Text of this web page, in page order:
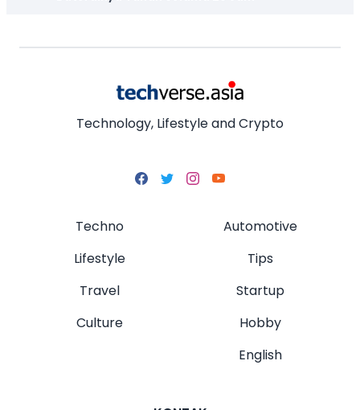
Technology, Lifestyle and Crypto
Techno
Lifestyle
Travel
Culture
Automotive
Tips
Startup
Hobby
English